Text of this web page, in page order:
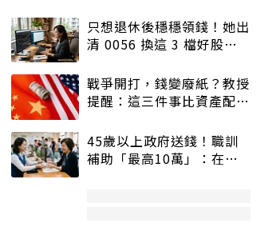
只想退休後穩穩領錢！她出
清 0056 換這 3 檔好股：
戰爭開打，錢變廢紙？教授
提醒：這三件事比資產配置
45歲以上政府送錢！職訓
補助「最高10萬」：在